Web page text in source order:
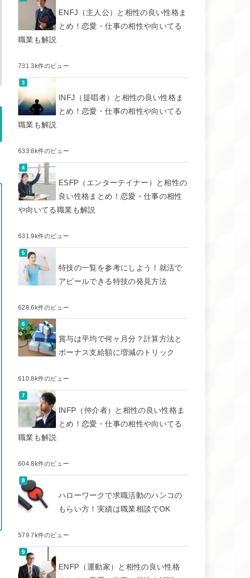
ENFJ（主人公）と相性の良い性格ま
とめ！恋愛・仕事の相性や向いてる
職業も解説
731.3k件のビュー
INFJ（提唱者）と相性の良い性格ま
とめ！恋愛・仕事の相性や向いてる
職業も解説
633.8k件のビュー
ESFP（エンターテイナー）と相性の
良い性格まとめ！恋愛・仕事の相性
や向いてる職業も解説
631.9k件のビュー
特技の一覧を参考にしよう！就活で
アピールできる特技の発見方法
628.6k件のビュー
賞与は平均で何ヶ月分？計算方法と
ボーナス支給額に増減のトリック
610.8k件のビュー
INFP（仲介者）と相性の良い性格ま
とめ！恋愛・仕事の相性や向いてる
職業も解説
604.8k件のビュー
ハローワークで求職活動のハンコの
もらい方！実績は職業相談でOK
579.7k件のビュー
ENFP（運動家）と相性の良い性格